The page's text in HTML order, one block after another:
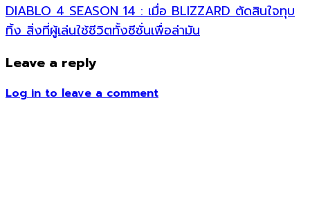
DIABLO 4 SEASON 14 : เมื่อ BLIZZARD ตัดสินใจทุบ
ทิ้ง สิ่งที่ผู้เล่นใช้ชีวิตทั้งซีซั่นเพื่อล่ามัน
Leave a reply
Log in to leave a comment